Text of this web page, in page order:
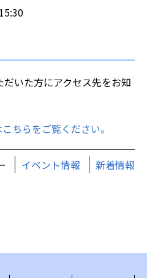
いた方にアクセス先をお知
ちらをご覧ください。
イベント情報 新着情報